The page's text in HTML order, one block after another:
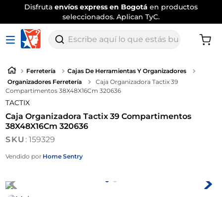
Disfruta envíos express en Bogotá en productos
seleccionados. Aplican TyC.
Escribe aquí lo que estás buscando
Ferretería
Cajas De Herramientas Y Organizadores
Organizadores Ferretería
Caja Organizadora Tactix 39
Compartimentos 38X48X16Cm 320636
TACTIX
Caja Organizadora Tactix 39 Compartimentos
38X48X16Cm 320636
:159329
Vendido por Home Sentry